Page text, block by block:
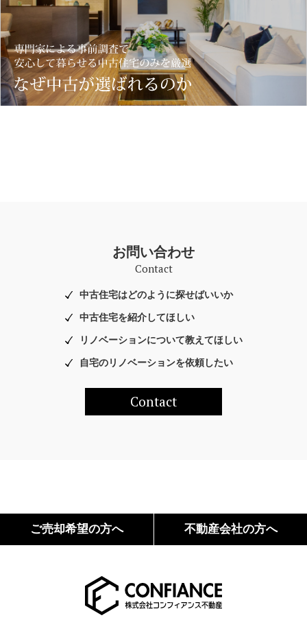
ご売却希望の方へ 不動産会社の方へ
お問い合わせ
Contact
中古住宅はどのように探せばいいか
中古住宅を紹介してほしい
リノベーションについて教えてほしい
自宅のリノベーションを依頼したい
Contact